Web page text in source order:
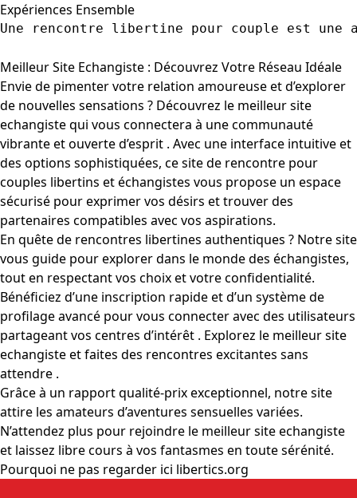
Expériences Ensemble
Une rencontre libertine pour couple est
Meilleur Site Echangiste : Découvrez Votre Réseau Idéale
Envie de pimenter votre relation amoureuse et d’explorer
de nouvelles sensations ? Découvrez le meilleur site
echangiste qui vous connectera à une communauté
vibrante et ouverte d’esprit . Avec une interface intuitive et
des options sophistiquées, ce site de rencontre pour
couples libertins et échangistes vous propose un espace
sécurisé pour exprimer vos désirs et trouver des
partenaires compatibles avec vos aspirations.
En quête de rencontres libertines authentiques ? Notre site
vous guide pour explorer dans le monde des échangistes,
tout en respectant vos choix et votre confidentialité.
Bénéficiez d’une inscription rapide et d’un système de
profilage avancé pour vous connecter avec des utilisateurs
partageant vos centres d’intérêt . Explorez le meilleur site
echangiste et faites des rencontres excitantes sans
attendre .
Grâce à un rapport qualité-prix exceptionnel, notre site
attire les amateurs d’aventures sensuelles variées.
N’attendez plus pour rejoindre le meilleur site echangiste
et laissez libre cours à vos fantasmes en toute sérénité.
Pourquoi ne pas regarder ici libertics.org